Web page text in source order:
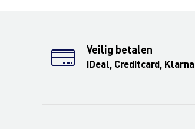
Veilig betalen
iDeal, Creditcard, Klarna